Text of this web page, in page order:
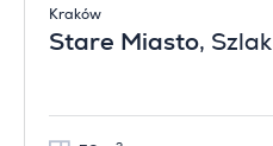
Kraków
Stare Miasto, Szlak